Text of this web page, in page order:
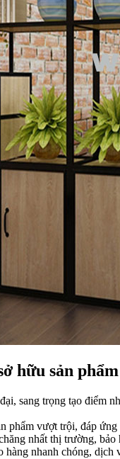
hữu sản phẩm
sang trọng tạo điểm
phẩm vượt trội, đáp ứng
nhất thị trường, bảo
hàng nhanh chóng, dịch